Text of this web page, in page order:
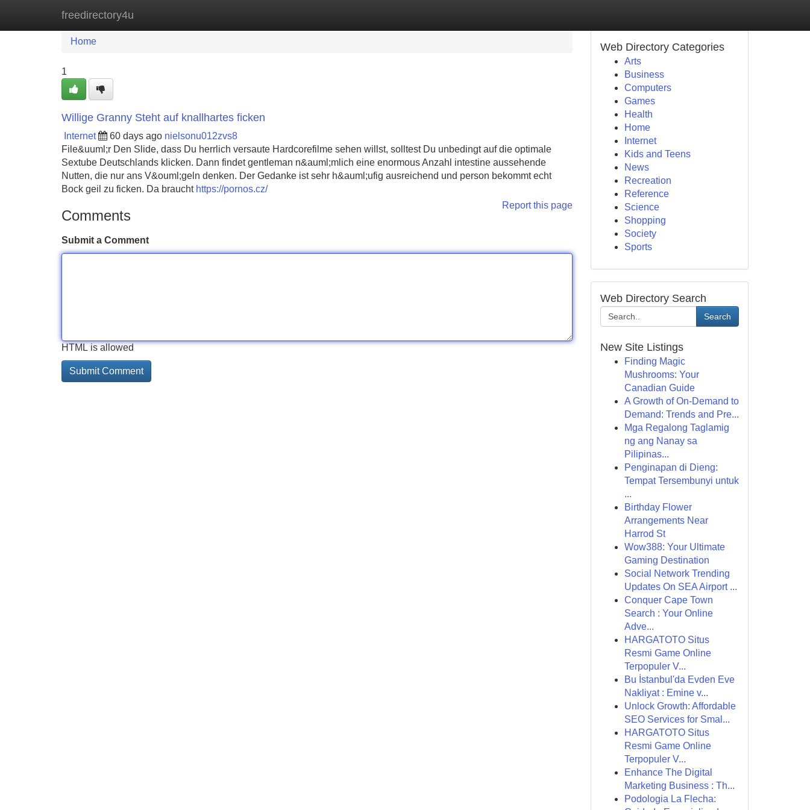
freedirectory4u
Home New Site Listings
Home
1
Willige Granny Steht auf knallhartes ficken
Internet 60 days ago nielsonu012zvs8
File&uuml;r Den Slide, dass Du herrlich versaute Hardcorefilme sehen willst, solltest Du unbedingt auf die optimale
Sextube Deutschlands klicken. Dann findet gentleman n&auml;mlich eine enormous Anzahl intestine aussehende
Nutten, die nur ans V&ouml;geln denken. Der Gedanke ist sehr h&auml;ufig ausreichend und person bekommt echt
Bock geil zu ficken. Da braucht https://pornos.cz/
Report this page
Comments
Submit a Comment
HTML is allowed
Web Directory Categories
Arts
Business
Computers
Games
Health
Home
Internet
Kids and Teens
News
Recreation
Reference
Science
Shopping
Society
Sports
Web Directory Search
Search
New Site Listings
Finding Magic
Mushrooms: Your
Canadian Guide
A Growth of On-Demand to
Demand: Trends and Pre...
Mga Regalong Taglamig
ng ang Nanay sa
Pilipinas...
Penginapan di Dieng:
Tempat Tersembunyi untuk
...
Birthday Flower
Arrangements Near
Harrod St
Wow388: Your Ultimate
Gaming Destination
Social Network Trending
Updates On SEA Airport ...
Conquer Cape Town
Search : Your Online
Adve...
HARGATOTO Situs
Resmi Game Online
Terpopuler V...
Bu İstanbul'da Evden Eve
Nakliyat : Emine v...
Unlock Growth: Affordable
SEO Services for Smal...
HARGATOTO Situs
Resmi Game Online
Terpopuler V...
Enhance The Digital
Marketing Business : Th...
Podologia La Flecha: